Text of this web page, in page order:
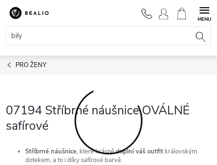
Přejít
obsah
NÁKUPNÍ
KOŠÍK
PRO ŽENY
07194 Stříbrné náušnice OVÁLNÉ
safírové
Stříbrné náušnice, které krásnědoplní váš outfit královským
dotekem, a to i díky safírové barvě.